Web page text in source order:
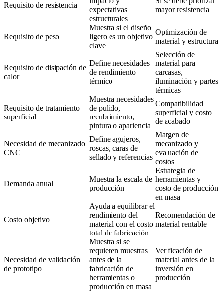
Requisito de resistencia
expectativas
estructurales
mayor resistencia
Requisito de peso
Muestra si el diseño
ligero es un objetivo
clave
Optimización de
material y estructura
Requisito de disipación de
calor
Define necesidades
de rendimiento
térmico
Selección de
material para
carcasas,
iluminación y partes
térmicas
Requisito de tratamiento
superficial
Muestra necesidades
de pulido,
recubrimiento,
pintura o apariencia
Compatibilidad
superficial y costo
de acabado
Necesidad de mecanizado
CNC
Define agujeros,
roscas, caras de
sellado y referencias
Margen de
mecanizado y
evaluación de
costos
Demanda anual
Muestra la escala de
producción
Estrategia de
herramientas y
costo de producción
en masa
Costo objetivo
Ayuda a equilibrar el
rendimiento del
material con el costo
total de fabricación
Recomendación de
material rentable
Necesidad de validación
de prototipo
Muestra si se
requieren muestras
antes de la
fabricación de
herramientas o
producción en masa
Verificación de
material antes de la
inversión en
producción